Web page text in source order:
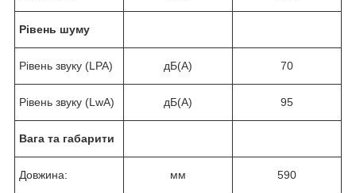
Рівень шуму
Рівень звуку (LPA) дБ(A) 70
Рівень звуку (LwA) дБ(A) 95
Вага та габарити
Довжина: мм 590